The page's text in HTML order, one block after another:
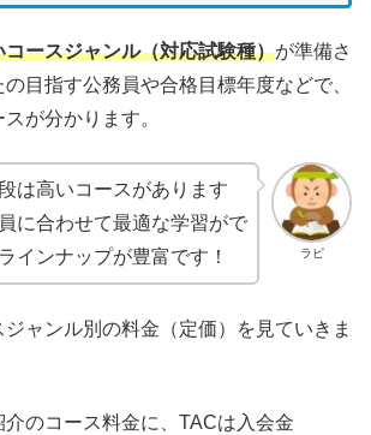
コースジャンル（対応試験種）が準備さ
目指す公務員や合格目標年度などで、
が分かります。
ラピ
は高いコースがあります
に合わせて最適な学習がで
インナップが豊富です！
ジャンル別の料金（定価）を見ていきま
のコース料金に、TACは入会金